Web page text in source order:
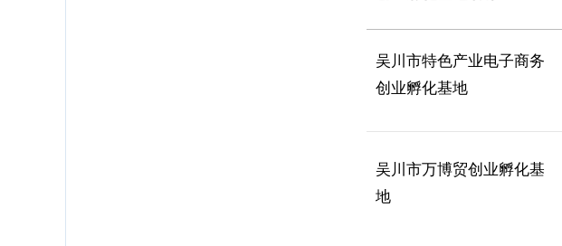
吴川市特色产业电子商务
创业孵化基地
吴川市万博贸创业孵化基
地